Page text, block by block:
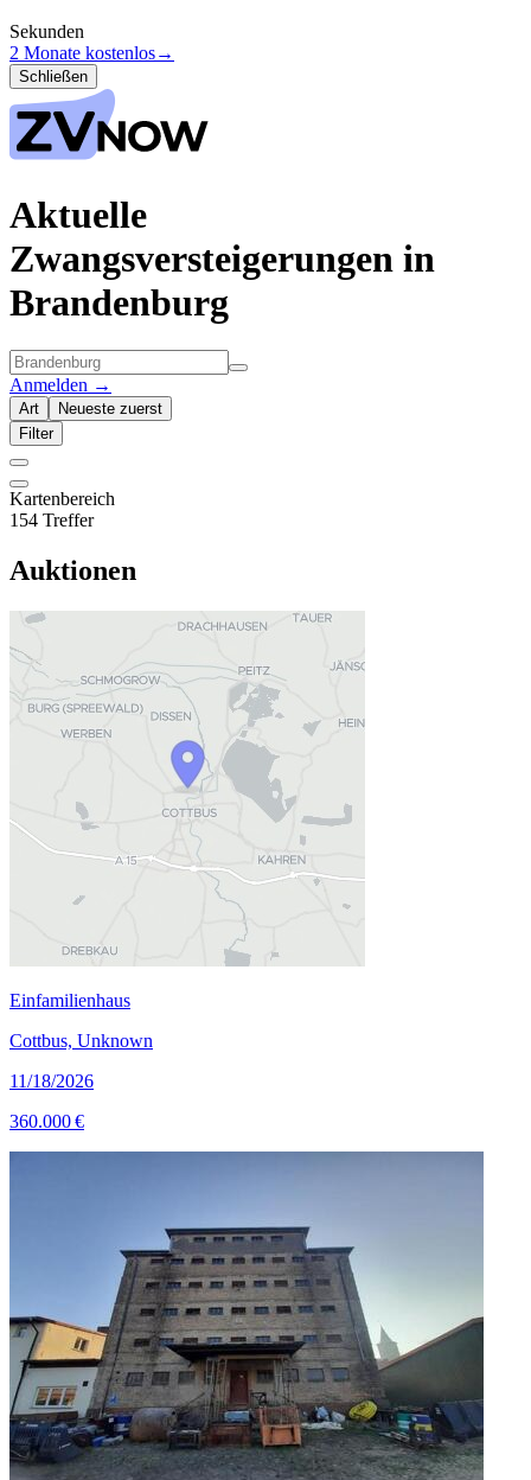
Sekunden
2 Monate kostenlos→
Schließen
Aktuelle
Zwangsversteigerungen in
Brandenburg
Anmelden →
Art
Neueste zuerst
Filter
Kartenbereich
154 Treffer
Auktionen
Einfamilienhaus
Cottbus, Unknown
11/18/2026
360.000 €